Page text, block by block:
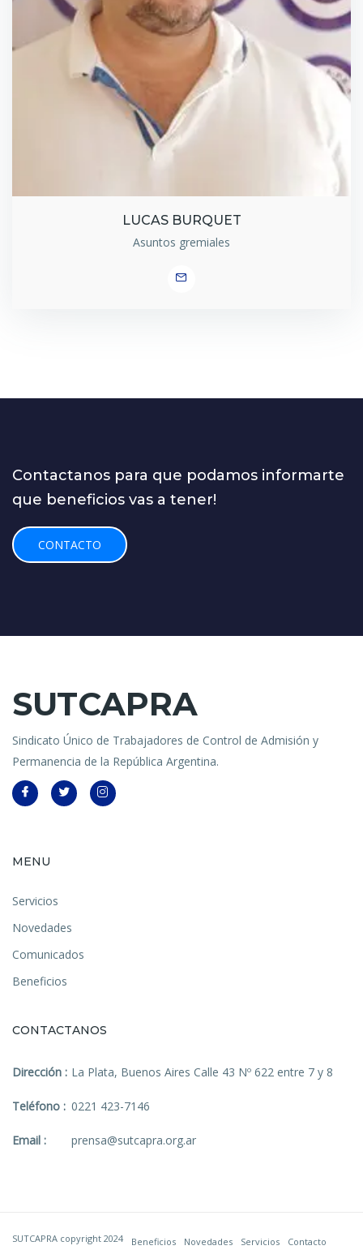
LUCAS BURQUET
Asuntos gremiales
Contactanos para que podamos informarte
que beneficios vas a tener!
CONTACTO
SUTCAPRA
Sindicato Único de Trabajadores de Control de Admisión y
Permanencia de la República Argentina.
MENU
Servicios
Novedades
Comunicados
Beneficios
CONTACTANOS
Dirección : La Plata, Buenos Aires Calle 43 Nº 622 entre 7 y 8
Teléfono : 0221 423-7146
Email : prensa@sutcapra.org.ar
SUTCAPRA copyright 2024 Beneficios Novedades Servicios Contacto